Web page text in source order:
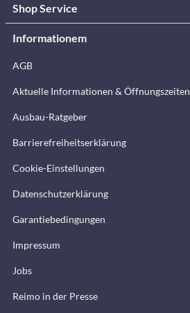
Shop Service
Informationem
AGB
Aktuelle Informationen & Öffnungszeiten
Ausbau-Ratgeber
Barrierefreiheitserklärung
Cookie-Einstellungen
Datenschutzerklärung
Garantiebedingungen
Impressum
Jobs
Reimo in der Presse